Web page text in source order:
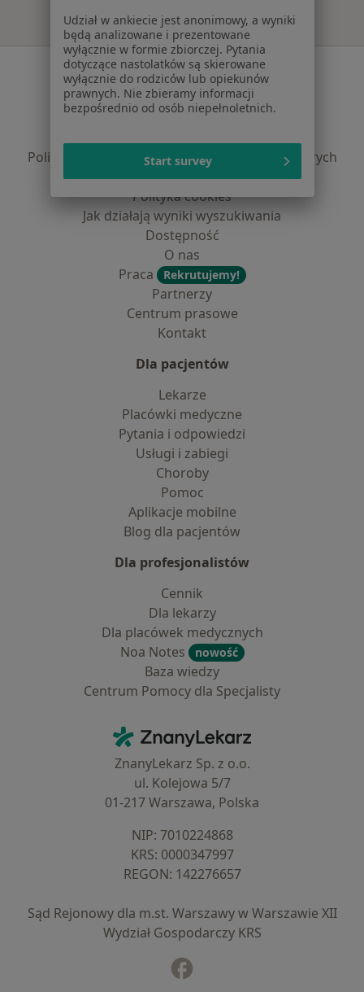
Serwis
Regulamin
Polityka prywatności pacjentów
Polityka prywatności dla profesjonalistów, których
dane pozyskaliśmy samodzielnie
Polityka cookies
Jak działają wyniki wyszukiwania
Dostępność
O nas
Praca
Rekrutujemy!
Partnerzy
Centrum prasowe
Kontakt
Dla pacjentów
Lekarze
Placówki medyczne
Pytania i odpowiedzi
Usługi i zabiegi
Choroby
Pomoc
Aplikacje mobilne
Blog dla pacjentów
Dla profesjonalistów
Cennik
Dla lekarzy
Dla placówek medycznych
Noa Notes
nowość
Baza wiedzy
Centrum Pomocy dla Specjalisty
ZnanyLekarz - Strona główna
ZnanyLekarz Sp. z o.o.
ul. Kolejowa 5/7
01-217 Warszawa, Polska
NIP: ⁠7010224868
KRS: ⁠0000347997
REGON: ⁠142276657
Sąd Rejonowy dla m.st. Warszawy w Warszawie XII
Wydział Gospodarczy KRS
Udział w ankiecie jest anonimowy, a wyniki
będą analizowane i prezentowane
wyłącznie w formie zbiorczej. Pytania
dotyczące nastolatków są skierowane
wyłącznie do rodziców lub opiekunów
prawnych. Nie zbieramy informacji
bezpośrednio od osób niepełnoletnich.
Start survey